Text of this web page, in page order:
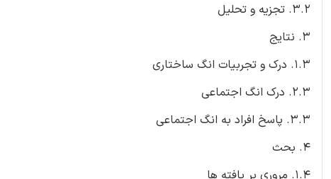
3.2. تجزیه و تحلیل
3. نتایج
1.3. درک و تجربیات انگ ساختاری
2.3. درک انگ اجتماعی
3.3. پاسخ افراد به انگ اجتماعی
4. بحث
1.4. مروری بر یافته ها